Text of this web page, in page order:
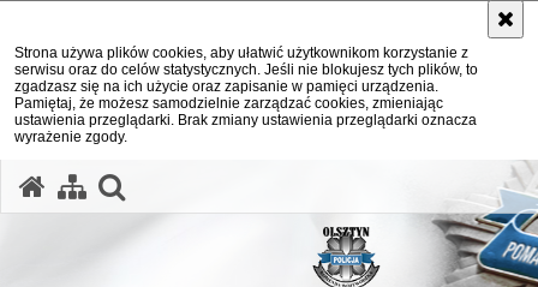
Strona używa plików cookies, aby ułatwić użytkownikom korzystanie z
serwisu oraz do celów statystycznych. Jeśli nie blokujesz tych plików, to
zgadzasz się na ich użycie oraz zapisanie w pamięci urządzenia.
Pamiętaj, że możesz samodzielnie zarządzać cookies, zmieniając
ustawienia przeglądarki. Brak zmiany ustawienia przeglądarki oznacza
wyrażenie zgody.